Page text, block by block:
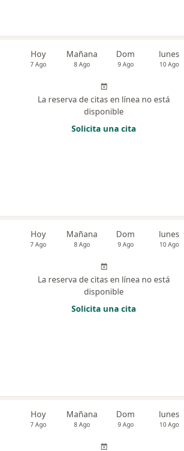
Hoy
7 Ago
Mañana
8 Ago
Dom
9 Ago
lunes
10 Ago
La reserva de citas en línea no está
disponible
Solicita una cita
Hoy
7 Ago
Mañana
8 Ago
Dom
9 Ago
lunes
10 Ago
La reserva de citas en línea no está
disponible
Solicita una cita
Hoy
7 Ago
Mañana
8 Ago
Dom
9 Ago
lunes
10 Ago